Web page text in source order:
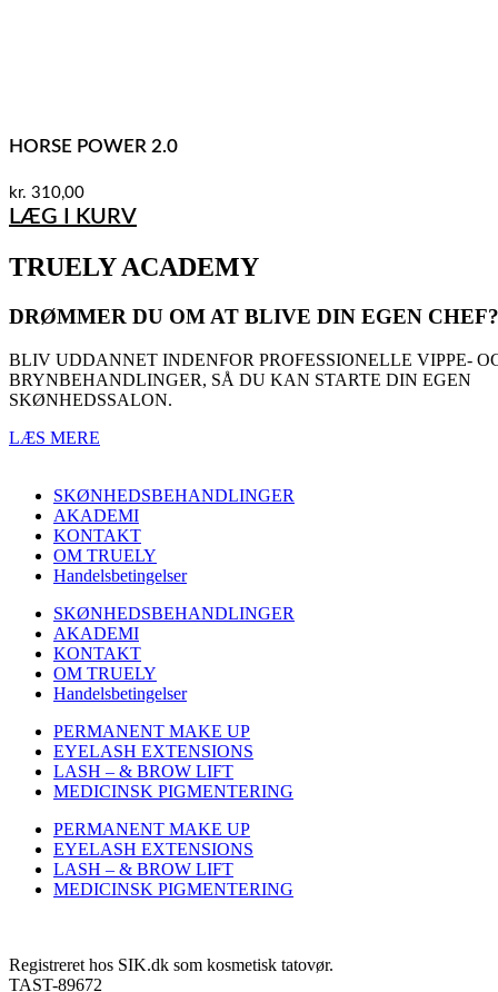
HORSE POWER 2.0
kr. 310,00
LÆG I KURV
TRUELY ACADEMY
DRØMMER DU OM AT BLIVE DIN EGEN CHEF?
BLIV UDDANNET INDENFOR PROFESSIONELLE VIPPE-
BRYNBEHANDLINGER, SÅ DU KAN STARTE DIN EGEN
SKØNHEDSSALON.
LÆS MERE
SKØNHEDSBEHANDLINGER
AKADEMI
KONTAKT
OM TRUELY
Handelsbetingelser
SKØNHEDSBEHANDLINGER
AKADEMI
KONTAKT
OM TRUELY
Handelsbetingelser
PERMANENT MAKE UP
EYELASH EXTENSIONS
LASH – & BROW LIFT
MEDICINSK PIGMENTERING
PERMANENT MAKE UP
EYELASH EXTENSIONS
LASH – & BROW LIFT
MEDICINSK PIGMENTERING
Registreret hos SIK.dk som kosmetisk tatovør.
TAST-89672